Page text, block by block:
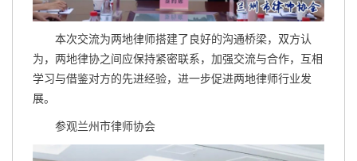
本次交流为两地律师搭建了良好的沟通桥梁，双方认
为，两地律协之间应保持紧密联系，加强交流与合作，互相
学习与借鉴对方的先进经验，进一步促进两地律师行业发
展。
参观兰州市律师协会